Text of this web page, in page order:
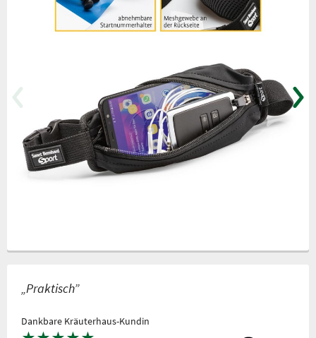
„Praktisch”
Dankbare Kräuterhaus-Kundin